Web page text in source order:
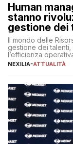
Human
stanno
gestione dei
Il mondo delle
gestione dei
l’efficienza
lavoro, d’altra
NEXILIA-ATTUALITÀ